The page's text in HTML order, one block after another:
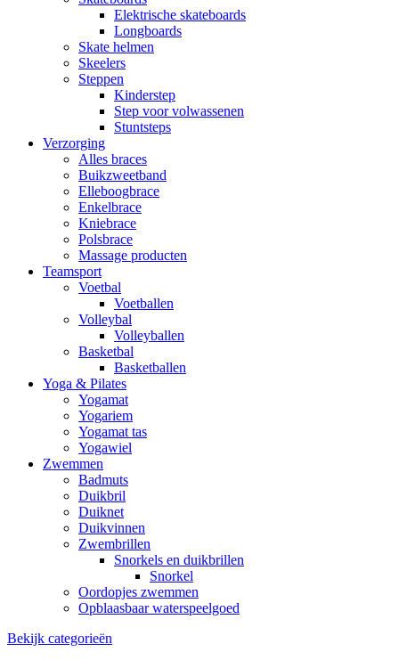
Elektrische skateboards
Longboards
Skate helmen
Skeelers
Steppen
Kinderstep
Step voor volwassenen
Stuntsteps
Verzorging
Alles braces
Buikzweetband
Elleboogbrace
Enkelbrace
Kniebrace
Polsbrace
Massage producten
Teamsport
Voetbal
Voetballen
Volleybal
Volleyballen
Basketbal
Basketballen
Yoga & Pilates
Yogamat
Yogariem
Yogamat tas
Yogawiel
Zwemmen
Badmuts
Duikbril
Duiknet
Duikvinnen
Zwembrillen
Snorkels en duikbrillen
Snorkel
Oordopjes zwemmen
Opblaasbaar waterspeelgoed
Bekijk categorieën